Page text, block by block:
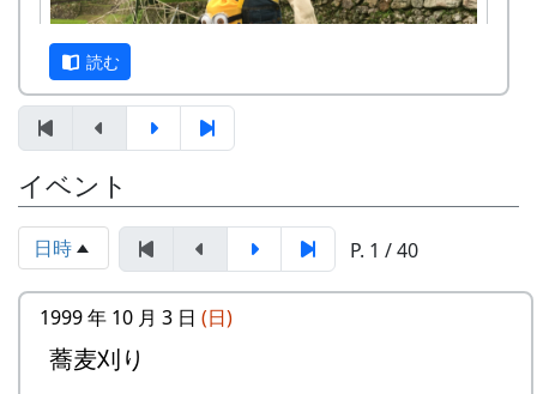
お客さんを案内する会長さん。
名、電話番号を明記して下さい）。 折り返
し、詳しい内容と「申し込みアンケート」を
お送りいたしますので、申し込みアンケート
をご返送ください。
申込み・お問合せの窓口
岩座神棚田保全推進協議会事務局
TEL & FAX: 9999-99-9999
携帯: 999-9999-9999
担当 : XX
案山子に守られた棚田も、今では、黄金色に色づ
て、見てのお楽しみ。秋風の中で「日本の棚田百
選」の集落内を散策してみてください。蕎麦の花
のつぼみもふくらんでいるかも、ですよ。
日時 : 2017 (平成29) 年 9 月 3 日 (日) 11:00 ～
読む
イベント
日時 P. 1 / 40
1999 年 10 月 3 日 (日)
蕎麦刈り